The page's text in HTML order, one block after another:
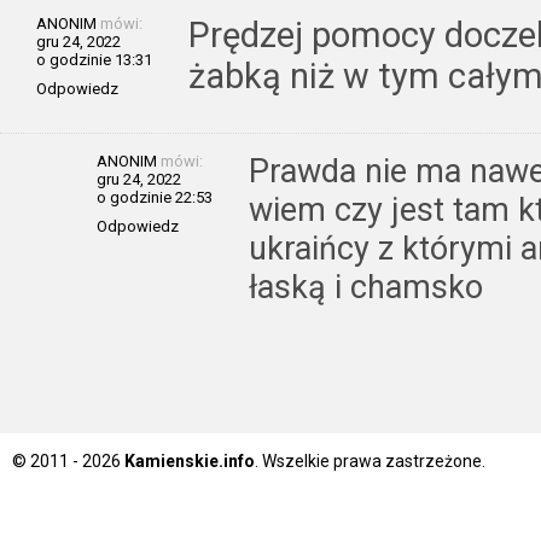
ANONIM mówi:
gru 24, 2022
o godzinie 13:31
Odpowiedz
Prędzej pomocy
żabką niż w tym
ANONIM mówi:
gru 24, 2022
o godzinie 22:53
Odpowiedz
Prawda nie ma
wiem czy jest tam
ukraińcy z którymi
łaską i chamsko
© 2011 - 2026 Kamienskie.info . Wszelkie prawa zastrzeżone.